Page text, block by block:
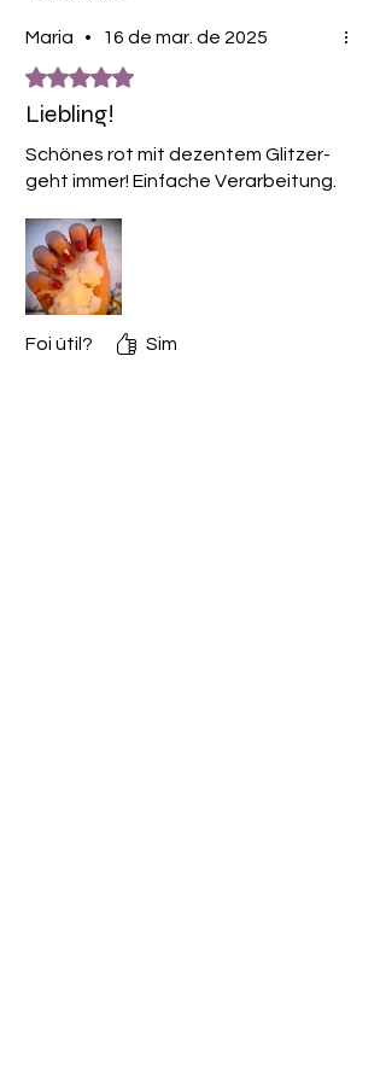
Maria • 16 de mar. de 2025
Rated 5 out of 5 stars.
Liebling!
Schönes rot mit dezentem Glitzer-
geht immer! Einfache Verarbeitung.
Foi útil? Sim